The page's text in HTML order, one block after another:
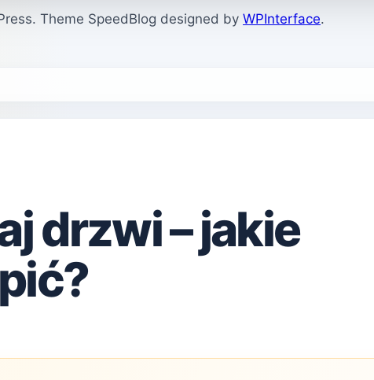
Theme SpeedBlog designed by WPInterface.
drzwi – jakie